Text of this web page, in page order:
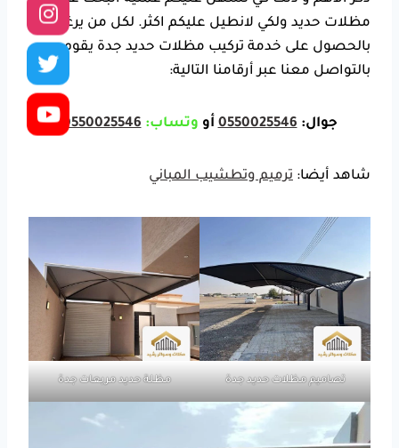
مظلات حديد ولكي لانطيل عليكم اكثر. لكل من يرغب
بالحصول على خدمة تركيب مظلات حديد جدة يقوم
بالتواصل معنا عبر أرقامنا التالية:
جوال: 0550025546أو وتساب: 0550025546
شاهد أيضا: ترميم وتطشيب المباني
تصاميم مظلات حديد جدة مظلة حديد مربعات جدة